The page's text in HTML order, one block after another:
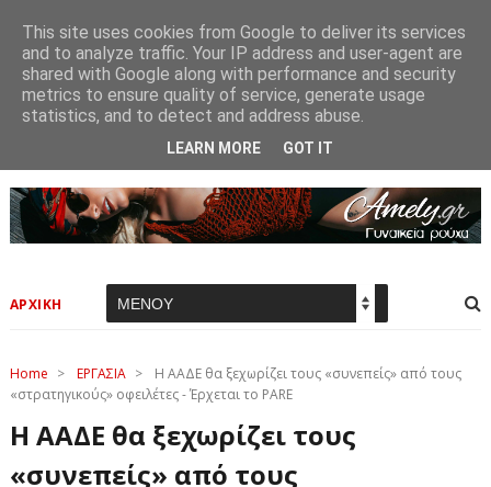
ΑΡΧΙΚΗ
Home > ΕΡΓΑΣΙΑ >
Η ΑΑΔΕ θα ξεχωρίζει τους «συνεπείς» από τους
«στρατηγικούς» οφειλέτες - Έρχεται το PARE
Η ΑΑΔΕ θα ξεχωρίζει τους
«συνεπείς» από τους
This site uses cookies from Google to deliver its services
and to analyze traffic. Your IP address and user-agent are
shared with Google along with performance and security
metrics to ensure quality of service, generate usage
statistics, and to detect and address abuse.
LEARN MORE GOT IT